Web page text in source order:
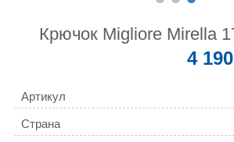
Крючок Migliore Mirella
4 190
Артикул
Страна